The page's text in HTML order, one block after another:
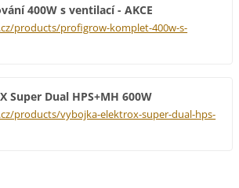
400W s ventilací - AKCE
products/profigrow-komplet-400w-s-
Super Dual HPS+MH 600W
products/vybojka-elektrox-super-dual-hps-